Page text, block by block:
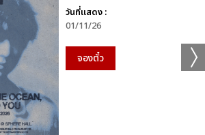
วันที่แสดง :
01/11/26
จองตั๋ว